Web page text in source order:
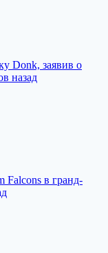
Donk, заявив о
назад
Falcons в гранд-